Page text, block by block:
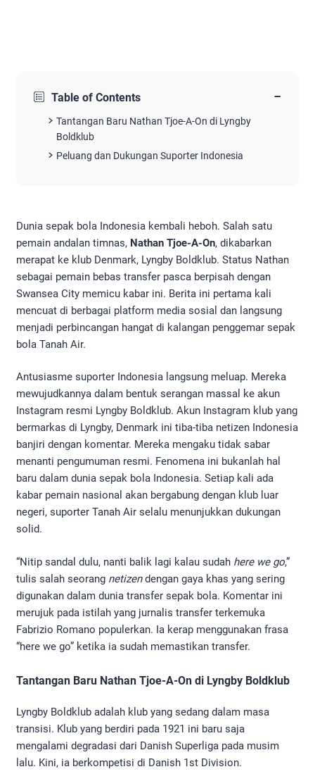
Table of Contents −
Tantangan Baru Nathan Tjoe-A-On di Lyngby
Boldklub
Peluang dan Dukungan Suporter Indonesia
Dunia sepak bola Indonesia kembali heboh. Salah satu
pemain andalan timnas, Nathan Tjoe-A-On, dikabarkan
merapat ke klub Denmark, Lyngby Boldklub. Status Nathan
sebagai pemain bebas transfer pasca berpisah dengan
Swansea City memicu kabar ini. Berita ini pertama kali
mencuat di berbagai platform media sosial dan langsung
menjadi perbincangan hangat di kalangan penggemar sepak
bola Tanah Air.
Antusiasme suporter Indonesia langsung meluap. Mereka
mewujudkannya dalam bentuk serangan massal ke akun
Instagram resmi Lyngby Boldklub. Akun Instagram klub yang
bermarkas di Lyngby, Denmark ini tiba-tiba netizen Indonesia
banjiri dengan komentar. Mereka mengaku tidak sabar
menanti pengumuman resmi. Fenomena ini bukanlah hal
baru dalam dunia sepak bola Indonesia. Setiap kali ada
kabar pemain nasional akan bergabung dengan klub luar
negeri, suporter Tanah Air selalu menunjukkan dukungan
solid.
“Nitip sandal dulu, nanti balik lagi kalau sudah here we go,”
tulis salah seorang netizendengan gaya khas yang sering
digunakan dalam dunia transfer sepak bola. Komentar ini
merujuk pada istilah yang jurnalis transfer terkemuka
Fabrizio Romano populerkan. Ia kerap menggunakan frasa
“here we go” ketika ia sudah memastikan transfer.
Tantangan Baru Nathan Tjoe-A-On di Lyngby Boldklub
Lyngby Boldklub adalah klub yang sedang dalam masa
transisi. Klub yang berdiri pada 1921 ini baru saja
mengalami degradasi dari Danish Superliga pada musim
lalu. Kini, ia berkompetisi di Danish 1st Division.